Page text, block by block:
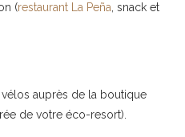
(restaurant La Peña , snack et
auprès de la boutique
de votre éco-resort).